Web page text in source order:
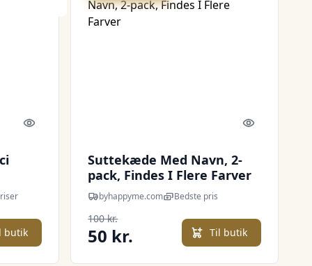
Quick look
butik
Quick look
Suttekæde Med Navn, 2-
pack, Findes I Flere Farver
byhappyme.com Bedste pris
100 kr.
50 kr. Til butik